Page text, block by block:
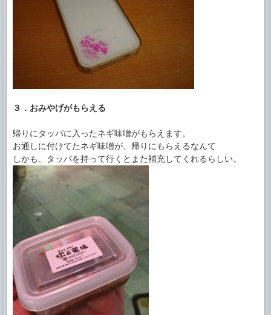
３．おみやげがもらえる
帰りにタッパに入ったネギ味噌がもらえます。
お通しに付けてたネギ味噌が、帰りにもらえるなんて
しかも、タッパを持って行くとまた補充してくれるらしい。